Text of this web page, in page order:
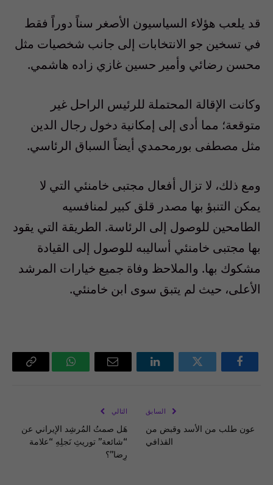
قد يلعب هؤلاء السياسيون الأصغر سناً دوراً فقط
في تسخين جو الانتخابات إلى جانب شخصيات مثل
محسن رضائي وأمير حسين غازي زاده هاشمي.
وكانت الإقالة المحتملة للرئيس الراحل غير
متوقعة؛ مما أدى إلى إمكانية دخول رجال الدين
مثل مصطفى بورمحمدي أيضاً السباق الرئاسي.
ومع ذلك، لا تزال أفعال مجتبى خامنئي التي لا
يمكن التنبؤ بها مصدر قلق كبير لمنافسيه
الطامحين للوصول إلى الرئاسة. الطريقة التي يقود
بها مجتبى خامنئي أساليبه للوصول إلى القيادة
مشكوك بها. والملاحظ وفاة جميع خيارات المرشد
الأعلى، حيث لم يتبق سوى ابن خامنئي.
فيسبوك تويتر لينكدإن
البريد
واتساب Copy
السابق
عون طلب من الأسد وقبض من
القذافي
التالي
هَل صمتُ المُرشِد الإيراني عن
“شائعة” توريثِ نَجلِهِ “علامة
رِضا”؟